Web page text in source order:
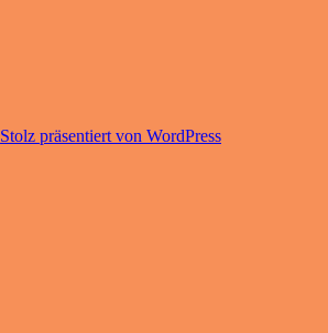
Stolz präsentiert von WordPress